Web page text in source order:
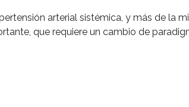
arterial sistémica, y más de la
que requiere un cambio de